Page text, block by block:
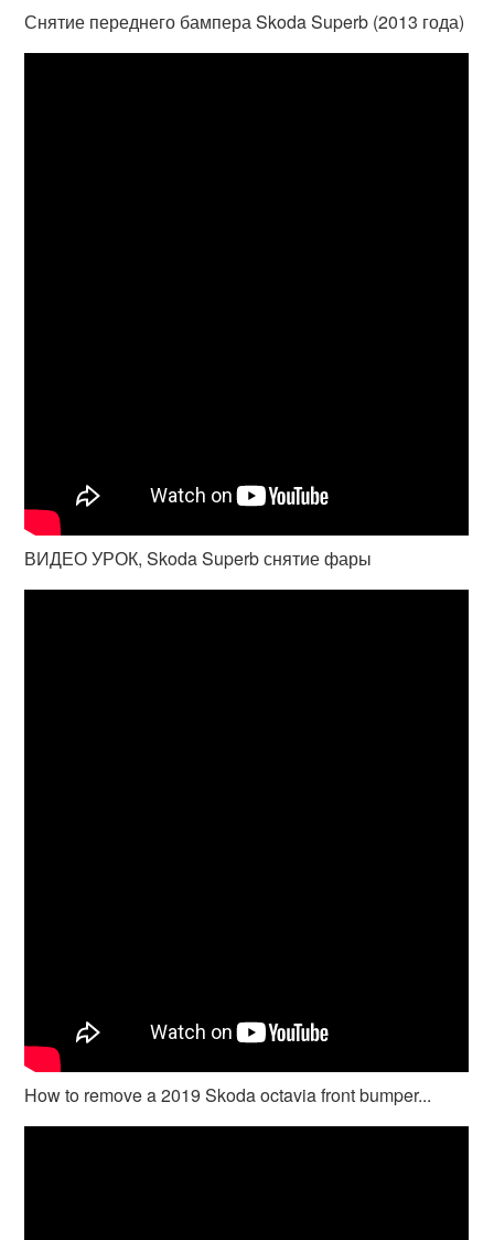
Снятие переднего бампера Skoda Superb (2013 года)
ВИДЕО УРОК, Skoda Superb снятие фары
How to remove a 2019 Skoda octavia front bumper...